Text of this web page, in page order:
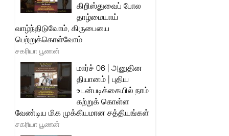
கிறிஸ்துவைப் போல
தாழ்மையாய்
வாழ்ந்திடுவோம், கிருபையை
பெற்றுக்கொள்வோம்
சகரியா பூணன்
மார்ச் 06 | அனுதின
தியானம் | புதிய
உடன்படிக்கையில் நாம்
கற்றுக் கொள்ள
வேண்டிய மிக முக்கியமான சத்தியங்கள்
சகரியா பூணன்